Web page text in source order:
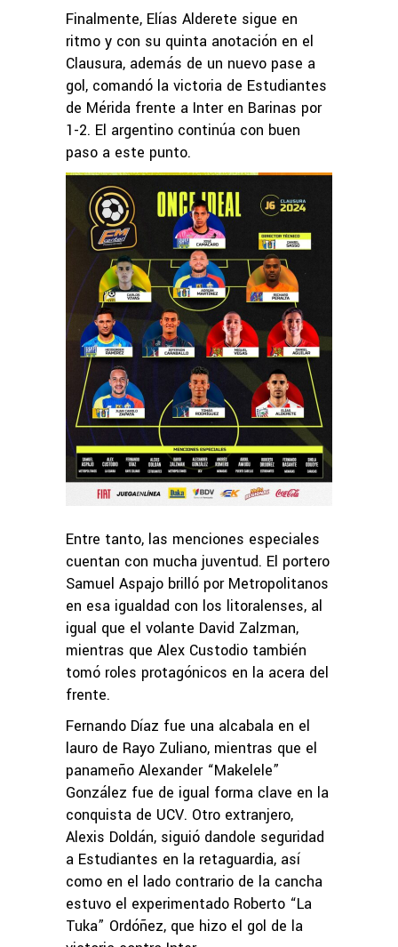
Finalmente, Elías Alderete sigue en
ritmo y con su quinta anotación en el
Clausura, además de un nuevo pase a
gol, comandó la victoria de Estudiantes
de Mérida frente a Inter en Barinas por
1-2. El argentino continúa con buen
paso a este punto.
Entre tanto, las menciones especiales
cuentan con mucha juventud. El portero
Samuel Aspajo brilló por Metropolitanos
en esa igualdad con los litoralenses, al
igual que el volante David Zalzman,
mientras que Alex Custodio también
tomó roles protagónicos en la acera del
frente.
Fernando Díaz fue una alcabala en el
lauro de Rayo Zuliano, mientras que el
panameño Alexander “Makelele”
González fue de igual forma clave en la
conquista de UCV. Otro extranjero,
Alexis Doldán, siguió dandole seguridad
a Estudiantes en la retaguardia, así
como en el lado contrario de la cancha
estuvo el experimentado Roberto “La
Tuka” Ordóñez, que hizo el gol de la